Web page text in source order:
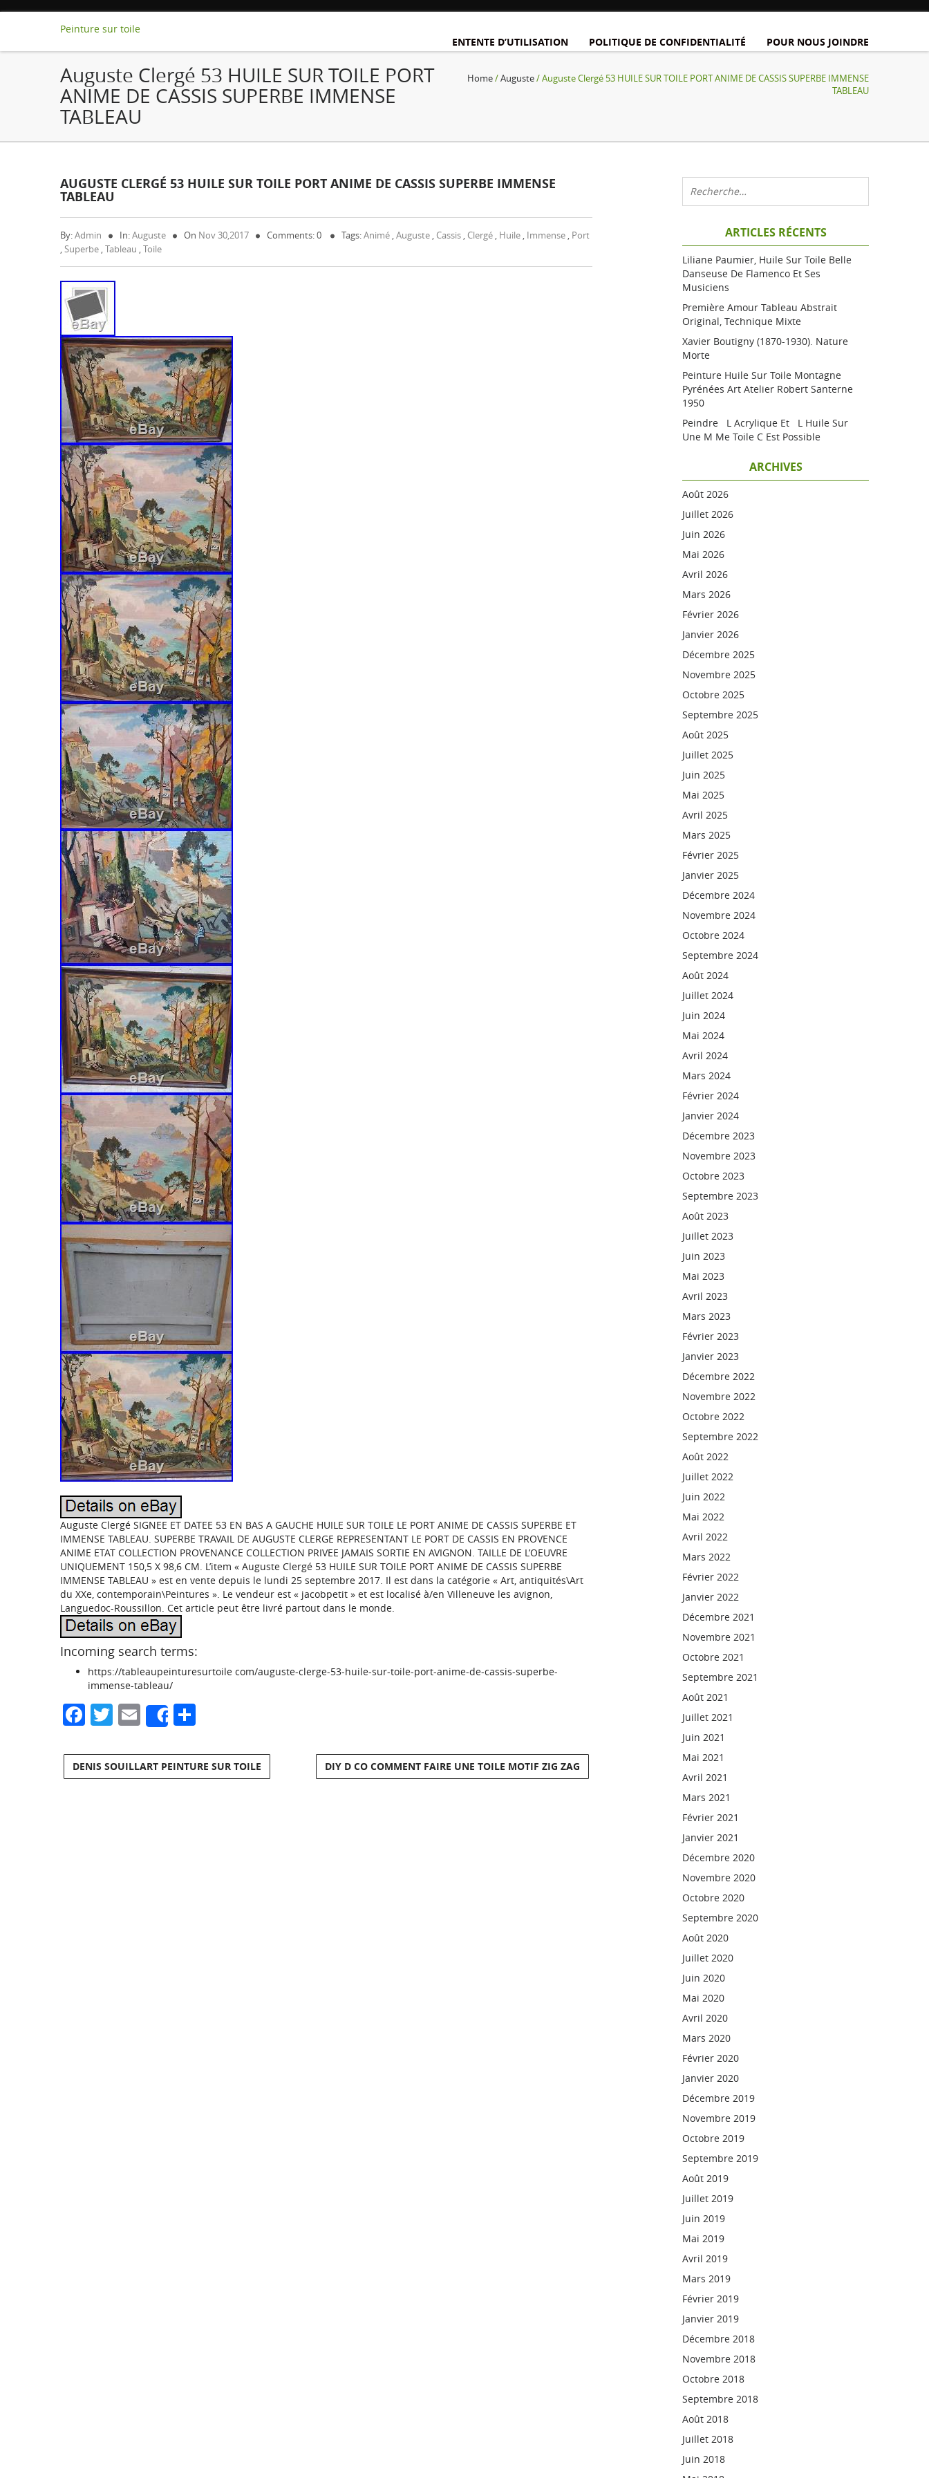
Peinture sur toile
ENTENTE D’UTILISATION
POLITIQUE DE CONFIDENTIALITÉ POUR NOUS JOINDRE
Auguste Clergé 53 HUILE SUR TOILE PORT
ANIME DE CASSIS SUPERBE IMMENSE
TABLEAU
Home/Auguste/ Auguste Clergé 53 HUILE SUR TOILE PORT ANIME DE CASSIS SUPERBE IMMENSE
TABLEAU
AUGUSTE CLERGÉ 53 HUILE SUR TOILE PORT ANIME DE CASSIS SUPERBE IMMENSE
TABLEAU
By:Admin In:Auguste On Nov 30,2017 Comments: 0 Tags:Animé ,Auguste , Cassis , Clergé , Huile , Immense , Port
,Superbe ,Tableau ,Toile
Auguste Clergé SIGNEE ET DATEE 53 EN BAS A GAUCHE HUILE SUR TOILE LE PORT ANIME DE CASSIS SUPERBE ET
IMMENSE TABLEAU. SUPERBE TRAVAIL DE AUGUSTE CLERGE REPRESENTANT LE PORT DE CASSIS EN PROVENCE
ANIME ETAT COLLECTION PROVENANCE COLLECTION PRIVEE JAMAIS SORTIE EN AVIGNON. TAILLE DE L’OEUVRE
UNIQUEMENT 150,5 X 98,6 CM. L’item « Auguste Clergé 53 HUILE SUR TOILE PORT ANIME DE CASSIS SUPERBE
IMMENSE TABLEAU » est en vente depuis le lundi 25 septembre 2017. Il est dans la catégorie « Art, antiquités\Art
du XXe, contemporain\Peintures ». Le vendeur est « jacobpetit » et est localisé à/en Villeneuve les avignon,
Languedoc-Roussillon. Cet article peut être livré partout dans le monde.
Incoming search terms:
https://tableaupeinturesurtoile com/auguste-clerge-53-huile-sur-toile-port-anime-de-cassis-superbe-
immense-tableau/
Facebook
Twitter
Email
Share
DENIS SOUILLART PEINTURE SUR TOILE DIY D CO COMMENT FAIRE UNE TOILE MOTIF ZIG ZAG
ARTICLES RÉCENTS
Liliane Paumier, Huile Sur Toile Belle
Danseuse De Flamenco Et Ses
Musiciens
Première Amour Tableau Abstrait
Original, Technique Mixte
Xavier Boutigny (1870-1930). Nature
Morte
Peinture Huile Sur Toile Montagne
Pyrénées Art Atelier Robert Santerne
1950
Peindre L Acrylique Et L Huile Sur
Une M Me Toile C Est Possible
ARCHIVES
Août 2026
Juillet 2026
Juin 2026
Mai 2026
Avril 2026
Mars 2026
Février 2026
Janvier 2026
Décembre 2025
Novembre 2025
Octobre 2025
Septembre 2025
Août 2025
Juillet 2025
Juin 2025
Mai 2025
Avril 2025
Mars 2025
Février 2025
Janvier 2025
Décembre 2024
Novembre 2024
Octobre 2024
Septembre 2024
Août 2024
Juillet 2024
Juin 2024
Mai 2024
Avril 2024
Mars 2024
Février 2024
Janvier 2024
Décembre 2023
Novembre 2023
Octobre 2023
Septembre 2023
Août 2023
Juillet 2023
Juin 2023
Mai 2023
Avril 2023
Mars 2023
Février 2023
Janvier 2023
Décembre 2022
Novembre 2022
Octobre 2022
Septembre 2022
Août 2022
Juillet 2022
Juin 2022
Mai 2022
Avril 2022
Mars 2022
Février 2022
Janvier 2022
Décembre 2021
Novembre 2021
Octobre 2021
Septembre 2021
Août 2021
Juillet 2021
Juin 2021
Mai 2021
Avril 2021
Mars 2021
Février 2021
Janvier 2021
Décembre 2020
Novembre 2020
Octobre 2020
Septembre 2020
Août 2020
Juillet 2020
Juin 2020
Mai 2020
Avril 2020
Mars 2020
Février 2020
Janvier 2020
Décembre 2019
Novembre 2019
Octobre 2019
Septembre 2019
Août 2019
Juillet 2019
Juin 2019
Mai 2019
Avril 2019
Mars 2019
Février 2019
Janvier 2019
Décembre 2018
Novembre 2018
Octobre 2018
Septembre 2018
Août 2018
Juillet 2018
Juin 2018